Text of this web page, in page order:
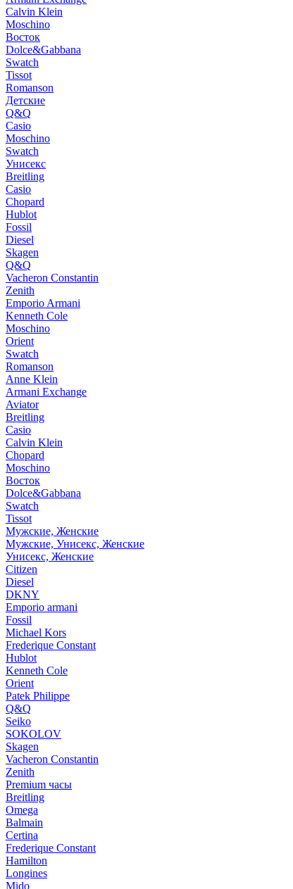
Calvin Klein
Moschino
Восток
Dolce&Gabbana
Swatch
Tissot
Romanson
Детские
Q&Q
Casio
Moschino
Swatch
Унисекс
Breitling
Casio
Chopard
Hublot
Fossil
Diesel
Skagen
Q&Q
Vacheron Constantin
Zenith
Emporio Armani
Kenneth Cole
Moschino
Orient
Swatch
Romanson
Anne Klein
Armani Exchange
Aviator
Breitling
Casio
Calvin Klein
Chopard
Moschino
Восток
Dolce&Gabbana
Swatch
Tissot
Мужские, Женские
Мужские, Унисекс, Женские
Унисекс, Женские
Citizen
Diesel
DKNY
Emporio armani
Fossil
Michael Kors
Frederique Constant
Hublot
Kenneth Cole
Orient
Patek Philippe
Q&Q
Seiko
SOKOLOV
Skagen
Vacheron Constantin
Zenith
Premium часы
Breitling
Omega
Balmain
Certina
Frederique Constant
Hamilton
Longines
Mido